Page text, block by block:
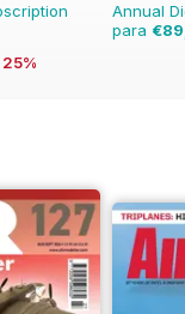
25%
Annual
para